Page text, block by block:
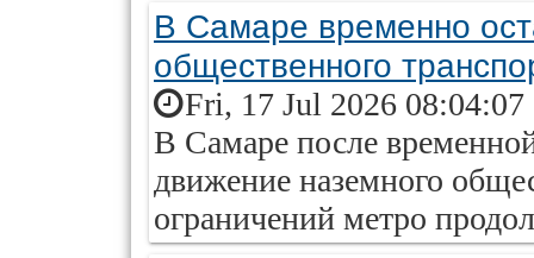
В Самаре временно
общественного
Fri, 17 Jul 2026 08:04:07
В Самаре после
движение наземного
ограничений метро